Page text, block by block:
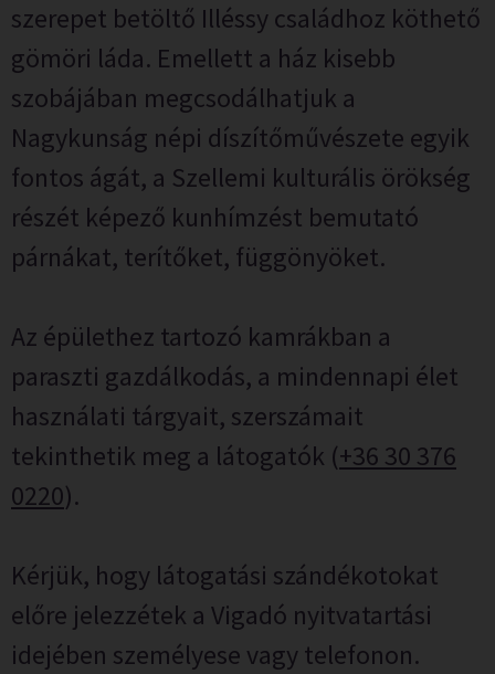
szerepet betöltő Illéssy családhoz köthető
gömöri láda. Emellett a ház kisebb
szobájában megcsodálhatjuk a
Nagykunság népi díszítőművészete egyik
fontos ágát, a Szellemi kulturális örökség
részét képező kunhímzést bemutató
párnákat, terítőket, függönyöket.
Az épülethez tartozó kamrákban a
paraszti gazdálkodás, a mindennapi élet
használati tárgyait, szerszámait
tekinthetik meg a látogatók (+36 30 376
0220).
Kérjük, hogy látogatási szándékotokat
előre jelezzétek a Vigadó nyitvatartási
idejében személyese vagy telefonon.